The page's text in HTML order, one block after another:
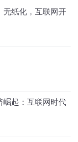
无纸化，互联网开
崛起：互联网时代